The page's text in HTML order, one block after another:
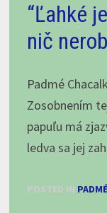
“Ľahké
nič
Padmé
Zosobnením
papuľu má
ledva sa jej
POSTED IN PADMÉ